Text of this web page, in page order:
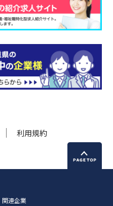
利用規約
関連企業